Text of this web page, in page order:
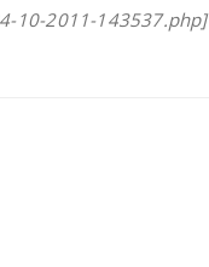
10-2011-143537.php]